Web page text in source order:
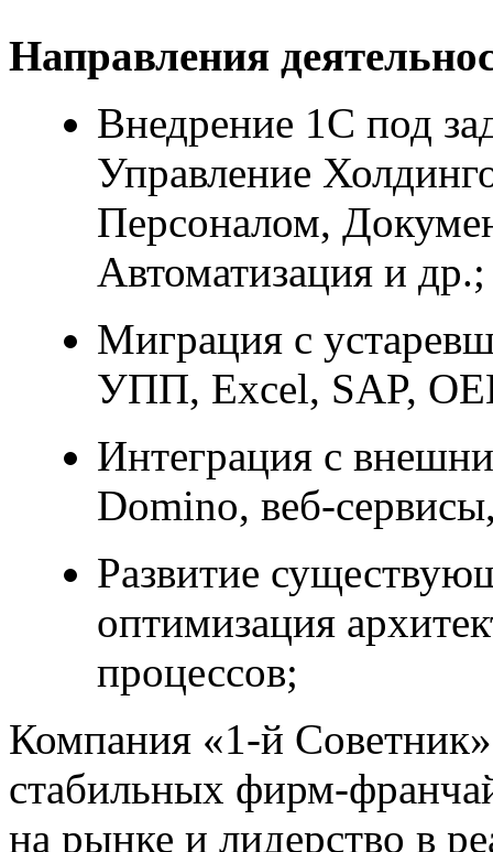
Направления
Внедрение 1С под
Управление
Персоналом,
Автоматизация и др.;
Миграция с
УПП, Excel, SAP,
Интеграция с
Domino, веб-
Развитие
оптимизация
процессов;
Компания «1-й
стабильных фирм-
на рынке и лидерство в